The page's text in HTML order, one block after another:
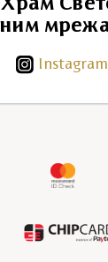
Instagram